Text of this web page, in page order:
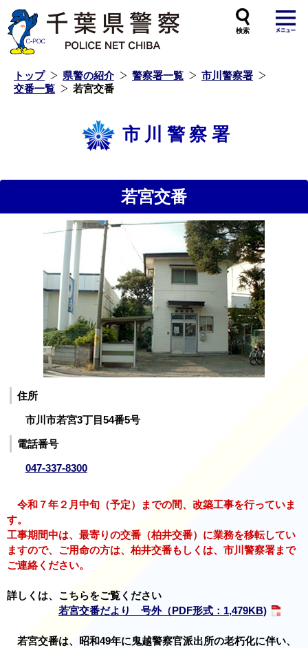
トップ 県警の紹介 警察署一覧
市川警察署
交番一覧
若宮交番
市川警察署
若宮交番
住所
市川市若宮3丁目54番5号
電話番号
047-337-8300
令和７年２月中旬（予定）までの間、改築工事を行っていま
す。
工事期間中は、最寄りの交番（柏井交番）に業務を移転してい
ますので、ご用命の方は、柏井交番もしくは、市川警察署まで
ご連絡ください。
詳しくは、こちらをご覧ください
若宮交番だより 号外（PDF形式：1,479KB)
若宮交番は、昭和49年に鬼越警察官派出所の老朽化に伴い、